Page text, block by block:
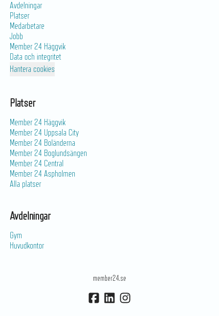
Avdelningar
Platser
Medarbetare
Jobb
Member 24 Häggvik
Data och integritet
Hantera cookies
Platser
Member 24 Häggvik
Member 24 Uppsala City
Member 24 Boländerna
Member 24 Boglundsängen
Member 24 Central
Member 24 Aspholmen
Alla platser
Avdelningar
Gym
Huvudkontor
member24.se